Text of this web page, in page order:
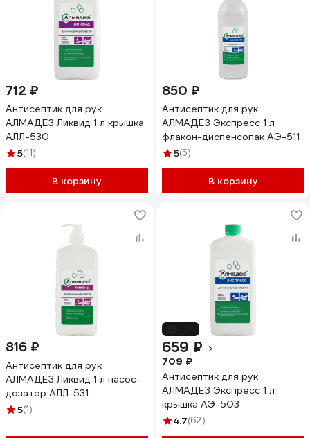
712 ₽
Антисептик для рук
АЛМАДЕЗ Ликвид 1 л крышка
АЛЛ-530
5(11)
В корзину
850 ₽
Антисептик для рук
АЛМАДЕЗ Экспресс 1 л
флакон-диспенсопак АЭ-511
5(5)
В корзину
816 ₽
Антисептик для рук
АЛМАДЕЗ Ликвид 1 л насос-
дозатор АЛЛ-531
5(1)
659 ₽
709 ₽
Антисептик для рук
АЛМАДЕЗ Экспресс 1 л
крышка АЭ-503
4.7(62)